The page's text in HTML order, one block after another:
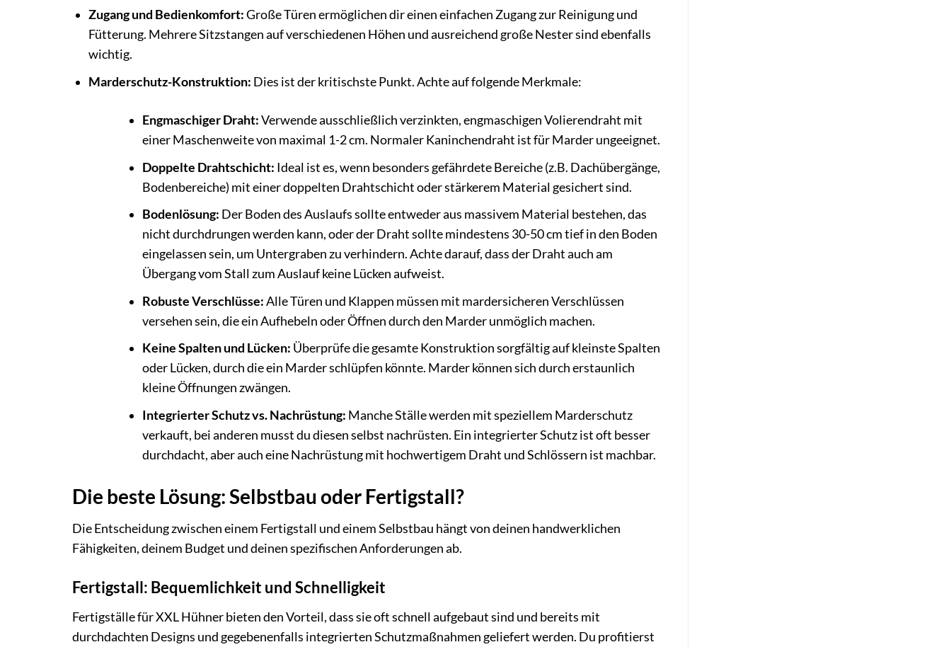
Zugang und Bedienkomfort:Große Türen ermöglichen dir einen einfachen Zugang zur Reinigung und
Fütterung. Mehrere Sitzstangen auf verschiedenen Höhen und ausreichend große Nester sind ebenfalls
wichtig.
Marderschutz-Konstruktion: Dies ist der kritischste Punkt. Achte auf folgende Merkmale:
Engmaschiger Draht:Verwende ausschließlich verzinkten, engmaschigen Volierendraht mit
einer Maschenweite von maximal 1-2 cm. Normaler Kaninchendraht ist für Marder ungeeignet.
Doppelte Drahtschicht: Ideal ist es, wenn besonders gefährdete Bereiche (z.B. Dachübergänge,
Bodenbereiche) mit einer doppelten Drahtschicht oder stärkerem Material gesichert sind.
Bodenlösung: Der Boden des Auslaufs sollte entweder aus massivem Material bestehen, das
nicht durchdrungen werden kann, oder der Draht sollte mindestens 30-50 cm tief in den Boden
eingelassen sein, um Untergraben zu verhindern. Achte darauf, dass der Draht auch am
Übergang vom Stall zum Auslauf keine Lücken aufweist.
Robuste Verschlüsse:Alle Türen und Klappen müssen mit mardersicheren Verschlüssen
versehen sein, die ein Aufhebeln oder Öffnen durch den Marder unmöglich machen.
Keine Spalten und Lücken: Überprüfe die gesamte Konstruktion sorgfältig auf kleinste Spalten
oder Lücken, durch die ein Marder schlüpfen könnte. Marder können sich durch erstaunlich
kleine Öffnungen zwängen.
Integrierter Schutz vs. Nachrüstung: Manche Ställe werden mit speziellem Marderschutz
verkauft, bei anderen musst du diesen selbst nachrüsten. Ein integrierter Schutz ist oft besser
durchdacht, aber auch eine Nachrüstung mit hochwertigem Draht und Schlössern ist machbar.
Die beste Lösung: Selbstbau oder Fertigstall?
Die Entscheidung zwischen einem Fertigstall und einem Selbstbau hängt von deinen handwerklichen
Fähigkeiten, deinem Budget und deinen spezifischen Anforderungen ab.
Fertigstall: Bequemlichkeit und Schnelligkeit
Fertigställe für XXL Hühner bieten den Vorteil, dass sie oft schnell aufgebaut sind und bereits mit
durchdachten Designs und gegebenenfalls integrierten Schutzmaßnahmen geliefert werden. Du profitierst